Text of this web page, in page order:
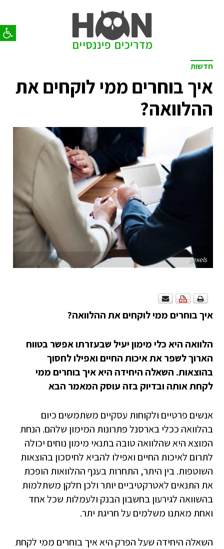
פתח
חדשות
איך בוחרים ממי לוקחים את
ההלוואה?
pexels
איך בוחרים ממי לוקחים את ההלוואה?
הלוואה היא כלי מימון יעיל שבעזרתו אפשר בטווח
הארוך לשפר את איכות החיים ואפילו לחסוך
בהוצאות. השאלה היחידה היא איך בוחרים ממי
לקחת אותה ובדיוק בזה עוסק המאמר הבא
אנשים פרטיים ולקוחות עסקיים משתמשים כיום
בהלוואה ככלי בארסנל פתרונות המימון שלהם. הנחת
המוצא היא שהלוואה טובה בתנאי מימון נוחים יכולה
לתרום לאיכות החיים ואפילו להביא לחיסכון בהוצאות
השוטפות. בין היתר, התחרות בענף ההלוואות הופכת
את התנאים לאטרקטיביים יותר ולכן חלקן משתלמות
בהשוואה לגירעון בחשבון הבנק ולעמלות שכל אחד
ואחת מאתנו משלמים על חריגת יתר.
השאלה היחידה שעל הפרק היא איך בוחרים ממי לקחת